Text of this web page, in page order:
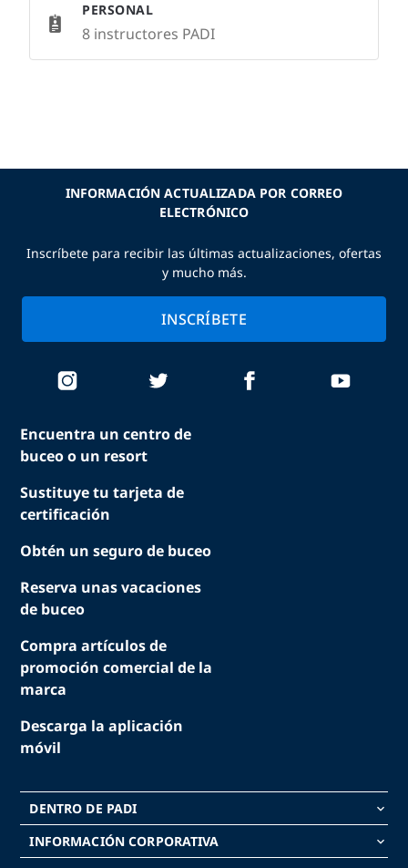
PERSONAL
8 instructores PADI
Encuentra un centro de
buceo o un resort
Sustituye tu tarjeta de
certificación
Obtén un seguro de buceo
Reserva unas vacaciones
de buceo
Compra artículos de
promoción comercial de la
marca
Descarga la aplicación
móvil
DENTRO DE PADI keyboard_arrow_down
INFORMACIÓN CORPORATIVA keyboard_arrow_down
INFORMACIÓN ACTUALIZADA POR CORREO
ELECTRÓNICO
Inscríbete para recibir las últimas actualizaciones, ofertas
y mucho más.
INSCRÍBETE